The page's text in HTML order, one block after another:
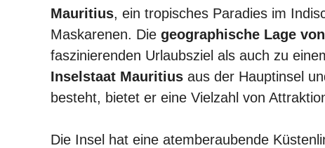
Mauritius, ein tropisches Paradies im
Maskarenen. Die geographische Lage
faszinierenden Urlaubsziel als auch zu
Inselstaat Mauritius aus der Hauptinsel
besteht, bietet er eine Vielzahl von
Die Insel hat eine atemberaubende